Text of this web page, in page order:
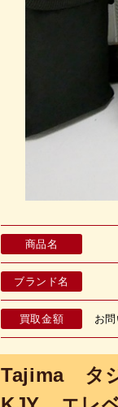
商品名
ブランド名
買取金額 お
Tajima タ